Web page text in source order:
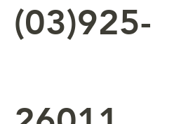
(03)925-